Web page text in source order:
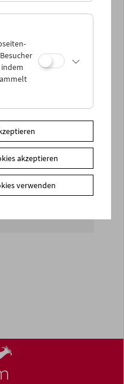
akzeptieren
verwenden